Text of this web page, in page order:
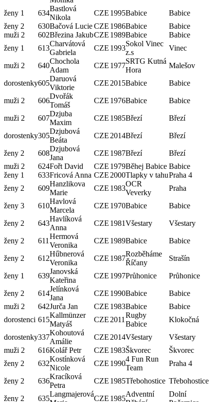
ženy 1 634
Bastlová
Nikola
CZE 1995Babice
Babice
ženy 2
630Bačová LucieCZE 1986Babice
Babice
muži 2
602Březina JakubCZE 1989Babice
Babice
ženy 1
613
Charvátová
Gabriela
CZE 1993
Sokol Vinec
z.s
Vinec
muži 2 640
Chochola
Adam
CZE 1977
SRTG Kutná
Hora
Malešov
dorostenky605
Daruová
Viktorie
CZE2015Babice Babice
muži 2 606
Dvořák
Tomáš
CZE 1976Babice Babice
muži 2 607
Dzjuba
Maxim
CZE 1985Březí Březí
dorostenky305
Dzjubová
Beáta
CZE2014Březí Březí
ženy 2 608
Dzjubová
Jana
CZE 1987Březí
Březí
muži 2
624Fořt David CZE 1979Běhej Babice Babice
ženy 1
633Fricová Anna CZE2000Tlapky v tahuPraha 4
ženy 2
609
Hanzlikova
Marie
CZE 1983
OCR
Veverky
Praha
ženy 3 610
Havlová
Marcela
CZE 1970Babice Babice
ženy 2 643
Havlíková
Anna
CZE 1981Všestary Všestary
ženy 2 611
Hermová
Veronika
CZE 1989Babice Babice
ženy 2 612
Hűbnerová
Veronika
CZE 1987
Rozběháme
Říčany
Strašín
ženy 1 639
Janovská
Kateřina
CZE 1997Průhonice Průhonice
ženy 2 614
Jelínková
Jana
CZE 1990Babice
Babice
muži 2
642Jurča Jan CZE 1983Babice
Babice
dorostenci 615
Kallmünzer
Matyáš
CZE2011
Rugby
Babice
Klokočná
dorostenky337
Kohoutová
Amálie
CZE2014Všestary
Všestary
muži 2
616Kolář Petr CZE 1983Škvorec
Škvorec
ženy 2
632
Kostínková
Nicole
CZE 1990
4 Fun Run
Team
Praha 4
ženy 2 636
Kracíková
Petra
CZE 1985Třebohostice Třebohostice
ženy 2 635
Langmajerová
CZE 1985
Adventní
Dolní